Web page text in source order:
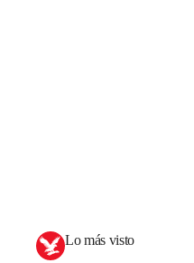
Lo más visto